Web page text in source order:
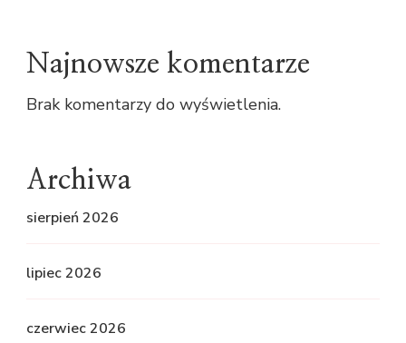
Najnowsze komentarze
Brak komentarzy do wyświetlenia.
Archiwa
sierpień 2026
lipiec 2026
czerwiec 2026